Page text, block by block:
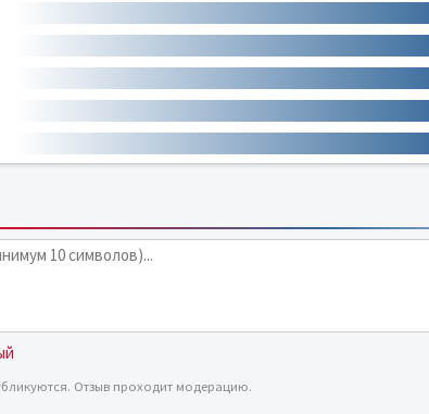
Отзыв проходит модерацию.